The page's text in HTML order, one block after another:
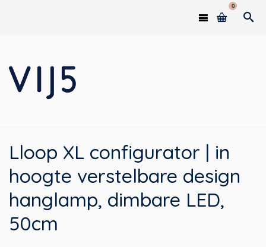
0
Lloop XL configurator | in
hoogte verstelbare design
hanglamp, dimbare LED,
50cm